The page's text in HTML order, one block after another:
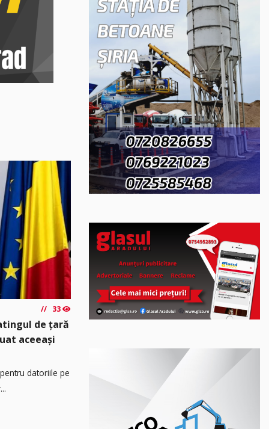
33
de țară
aceeași
datoriile pe